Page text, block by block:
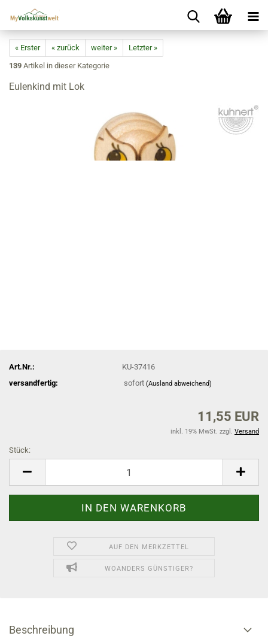
« Erster « zurück weiter »
Letzter »
139 Artikel in dieser Kategorie
Eulenkind mit Lok
Art.Nr.:
KU-37416
versandfertig:
sofort(Ausland abweichend)
11,55 EUR
inkl. 19% MwSt. zzgl. Versand
Stück:
AUF DEN MERKZETTEL
WOANDERS GÜNSTIGER?
Beschreibung